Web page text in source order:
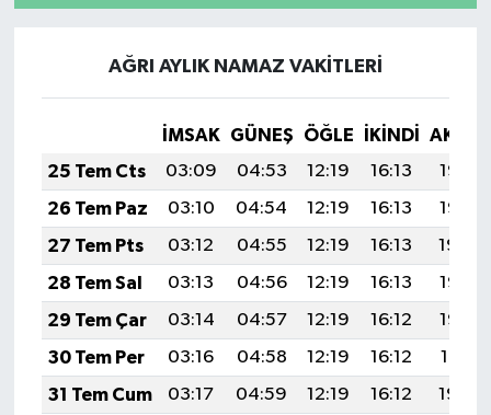
AĞRI AYLIK NAMAZ VAKITLERI
İMSAK GÜNEŞ ÖĞLE İKINDI
25 Tem Cts
03:09 04:53 12:19 16:13
19:35
26 Tem Paz
03:10 04:54 12:19 16:13
19:35
27 Tem Pts
03:12 04:55 12:19 16:13
19:34
28 Tem Sal
03:13 04:56 12:19 16:13
19:33
29 Tem Çar
03:14 04:57 12:19 16:12
19:32
30 Tem Per
03:16 04:58 12:19 16:12
19:31
31 Tem Cum
03:17 04:59 12:19 16:12
19:30